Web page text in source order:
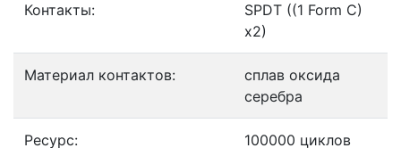
Контакты:
SPDT ((1 Form C)
x2)
Материал контактов:
сплав оксида
серебра
Ресурс: 100000 циклов